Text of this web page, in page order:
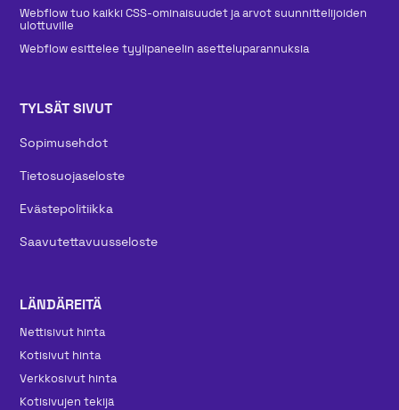
Webflow tuo kaikki CSS-ominaisuudet ja arvot suunnittelijoiden
ulottuville
Webflow esittelee tyylipaneelin asetteluparannuksia
TYLSÄT SIVUT
Sopimusehdot
Tietosuojaseloste
Evästepolitiikka
Saavutettavuusseloste
LÄNDÄREITÄ
Nettisivut hinta
Kotisivut hinta
Verkkosivut hinta
Kotisivujen tekijä